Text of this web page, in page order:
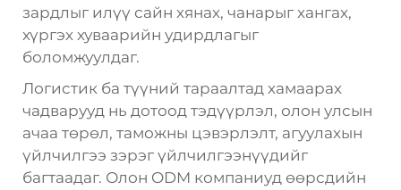
зардлыг илүү сайн хянах, чанарыг хангах,
хүргэх хуваарийн удирдлагыг
боломжуулдаг.
Логистик ба түүний тараалтад хамаарах
чадварууд нь дотоод тэдүүрлэл, олон улсын
ачаа төрөл, таможны цэвэрлэлт, агуулахын
үйлчилгээ зэрэг үйлчилгээнүүдийг
багтаадаг. Олон ODM компаниуд өөрсдийн